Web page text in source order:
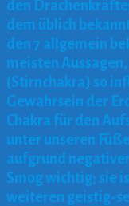
den
dem üblich
den 7 allgemein
meisten
(Stirnchakra) so
Gewahrsein der
Chakra für den
unter unseren
aufgrund
Smog wichtig; sie
weiteren geistig-